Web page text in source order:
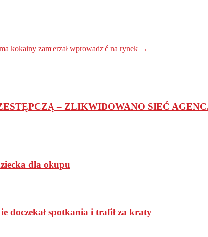
kokainy zamierzał wprowadzić na rynek →
– ZLIKWIDOWANO SIEĆ
dla okupu
doczekał spotkania i trafił za kraty